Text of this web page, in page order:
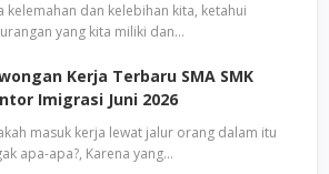
kelemahan dan kelebihan kita, ketahui
yang kita miliki dan…
Kerja Terbaru SMA SMK
Imigrasi Juni 2026
masuk kerja lewat jalur orang dalam itu
apa-apa?, Karena yang…